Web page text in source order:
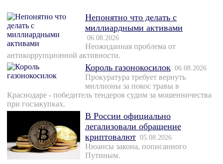
Непонятно что делать с
миллиардными активами
06.08.2026
Неожиданная проблема от
антикоррупционной активности.
Король газонокосилок 06.08.2026
Прокуратура требует вернуть
миллионы за покос травы в
Краснодаре - победитель тендеров судим за мошенничества
при госзакупках.
В России официально
легализовали обращение
криптовалют 05.08.2026
Нюансы закона, пописанного
Путиным.